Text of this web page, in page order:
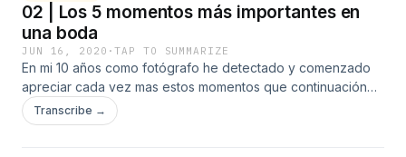
02 | Los 5 momentos más importantes en
una boda
JUN 16, 2020 ·TAP TO SUMMARIZE
En mi 10 años como fotógrafo he detectado y comenzado
apreciar cada vez mas estos momentos que continuación
comparto con ustedes.
Transcribe →